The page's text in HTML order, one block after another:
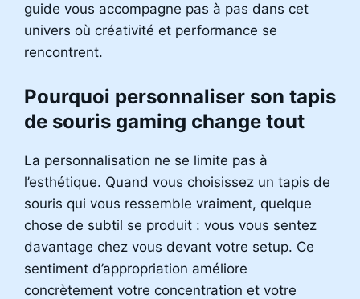
guide vous accompagne pas à pas dans cet
univers où créativité et performance se
rencontrent.
Pourquoi personnaliser son tapis
de souris gaming change tout
La personnalisation ne se limite pas à
l’esthétique. Quand vous choisissez un tapis de
souris qui vous ressemble vraiment, quelque
chose de subtil se produit : vous vous sentez
davantage chez vous devant votre setup. Ce
sentiment d’appropriation améliore
concrètement votre concentration et votre